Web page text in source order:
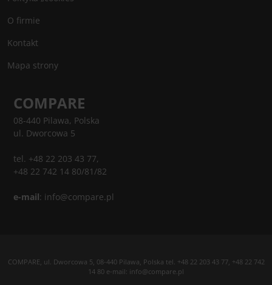
O firmie
Kontakt
Mapa strony
COMPARE
08-440 Pilawa, Polska
ul. Dworcowa 5
tel. +48 22 203 43 77,
+48 22 742 14 80/81/82
e-mail: info@compare.pl
COMPARE, ul. Dworcowa 5, 08-440 Pilawa, Polska tel. +48 22 203 43 77, +48 22 742
14 80 e-mail: info@compare.pl